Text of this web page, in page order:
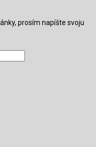
prosím napíšte svoju